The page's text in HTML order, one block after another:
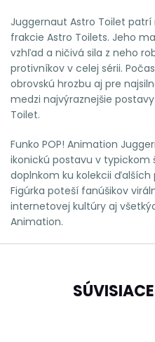
Juggernaut Astro Toilet
frakcie Astro Toilets. Jeho
vzhľad a ničivá sila z neho
protivníkov v celej sérii.
obrovskú hrozbu aj pre
medzi najvýraznejšie
Toilet.
Funko POP! Animation
ikonickú postavu v typickom
doplnkom ku kolekcii ďalších
Figúrka poteší fanúšikov
internetovej kultúry aj
Animation.